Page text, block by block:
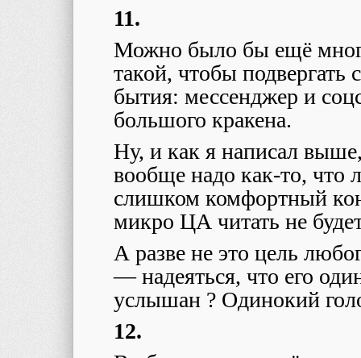
11.
Можно было бы ещё
такой, чтобы
бытия: мессенджер и
большого кракена.
Ну, и как я написал
вообще надо как-то, что
слишком комфортный
микро ЦА читать не
А разве не это цель
— надеяться, что его
услышан ? Одинокий
12.